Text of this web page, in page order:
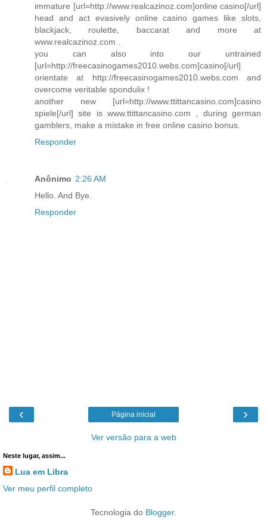
immature [url=http://www.realcazinoz.com]online casino[/url]
head and act evasively online casino games like slots,
blackjack, roulette, baccarat and more at
www.realcazinoz.com .
you can also into our untrained
[url=http://freecasinogames2010.webs.com]casino[/url]
orientate at http://freecasinogames2010.webs.com and
overcome veritable spondulix !
another new [url=http://www.ttittancasino.com]casino
spiele[/url] site is www.ttittancasino.com , during german
gamblers, make a mistake in free online casino bonus.
Responder
Anônimo 2:26 AM
Hello. And Bye.
Responder
‹ ›
Página inicial
Ver versão para a web
Neste lugar, assim...
Lua em Libra
Ver meu perfil completo
Tecnologia do Blogger.